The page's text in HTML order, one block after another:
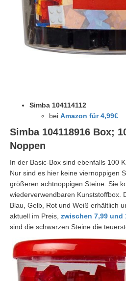
Simba 104114112
bei Amazon für 4,99€
Simba 104118916 Box;
Noppen
In der Basic-Box sind ebenfalls 100
Nur sind es hier keine viernoppigen
größeren achtnoppigen Steine. Sie
wiederverwendbaren Kunststoffbox.
Blau, Gelb, Rot und Weiß erhältlich
aktuell im Preis, zwischen 7,99 und
sind die schwarzen Steine die